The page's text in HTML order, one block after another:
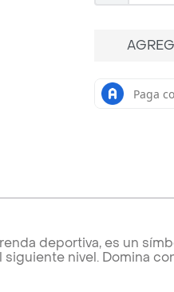
deportiva, es un
nivel. Domina